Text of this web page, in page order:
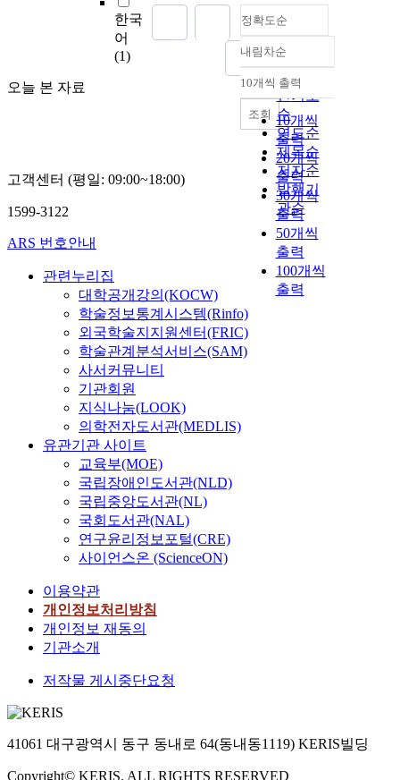
한국
어
(1)
오늘 본 자료
정확도순
정확도
순
인기도
순
연도순
제목순
저자순
발행기
관순
내림차순
내림차순
10개씩 출력
10개씩
출력
20개씩
출력
30개씩
출력
50개씩
출력
100개씩
출력
조회
고객센터 (평일: 09:00~18:00)
1599-3122
ARS 번호안내
관련누리집
대학공개강의(KOCW)
학술정보통계시스템(Rinfo)
외국학술지지원센터(FRIC)
학술관계분석서비스(SAM)
사서커뮤니티
기관회원
지식나눔(LOOK)
의학전자도서관(MEDLIS)
유관기관 사이트
교육부(MOE)
국립장애인도서관(NLD)
국립중앙도서관(NL)
국회도서관(NAL)
연구윤리정보포털(CRE)
사이언스온 (ScienceON)
이용약관
개인정보처리방침
개인정보 재동의
기관소개
저작물 게시중단요청
41061 대구광역시 동구 동내로 64(동내동1119) KERIS빌딩
Copyright© KERIS. ALL RIGHTS RESERVED